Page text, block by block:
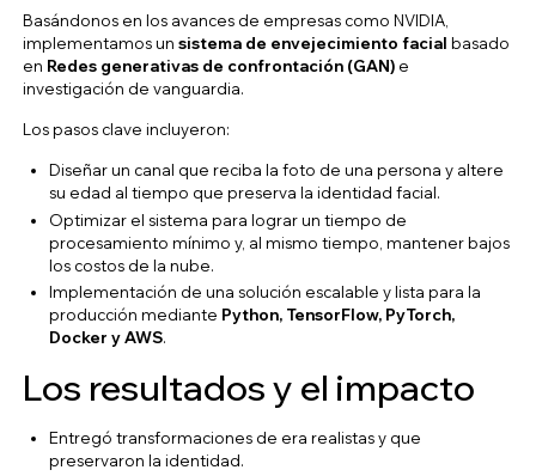
Basándonos en los avances de empresas como NVIDIA,
implementamos un sistema de envejecimiento facial basado
en Redes generativas de confrontación (GAN)e
investigación de vanguardia.
Los pasos clave incluyeron:
Diseñar un canal que reciba la foto de una persona y altere
su edad al tiempo que preserva la identidad facial.
Optimizar el sistema para lograr un tiempo de
procesamiento mínimo y, al mismo tiempo, mantener bajos
los costos de la nube.
Implementación de una solución escalable y lista para la
producción mediante Python, TensorFlow, PyTorch,
Docker y AWS.
Los resultados y el impacto
Entregó transformaciones de era realistas y que
preservaron la identidad.